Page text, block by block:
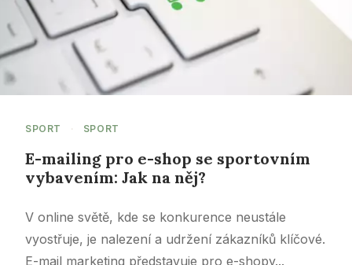
SPORT · SPORT
E-mailing pro e-shop se sportovním
vybavením: Jak na něj?
V online světě, kde se konkurence neustále
vyostřuje, je nalezení a udržení zákazníků klíčové.
E-mail marketing představuje pro e-shopy...